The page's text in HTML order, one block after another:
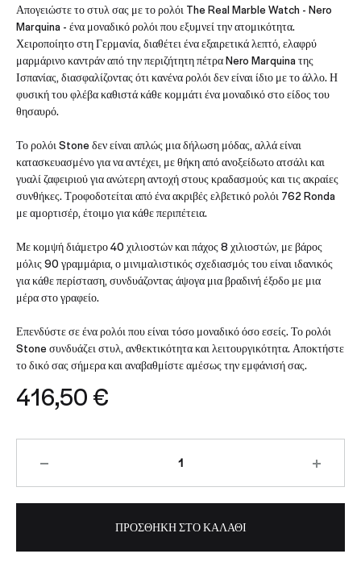
Απογειώστε το στυλ σας με το ρολόι The Real Marble Watch - Nero
Marquina - ένα μοναδικό ρολόι που εξυμνεί την ατομικότητα.
Χειροποίητο στη Γερμανία, διαθέτει ένα εξαιρετικά λεπτό, ελαφρύ
μαρμάρινο καντράν από την περιζήτητη πέτρα Nero Marquina της
Ισπανίας, διασφαλίζοντας ότι κανένα ρολόι δεν είναι ίδιο με το άλλο. Η
φυσική του φλέβα καθιστά κάθε κομμάτι ένα μοναδικό στο είδος του
θησαυρό.
Το ρολόι Stone δεν είναι απλώς μια δήλωση μόδας, αλλά είναι
κατασκευασμένο για να αντέχει, με θήκη από ανοξείδωτο ατσάλι και
γυαλί ζαφειριού για ανώτερη αντοχή στους κραδασμούς και τις ακραίες
συνθήκες. Τροφοδοτείται από ένα ακριβές ελβετικό ρολόι 762 Ronda
με αμορτισέρ, έτοιμο για κάθε περιπέτεια.
Με κομψή διάμετρο 40 χιλιοστών και πάχος 8 χιλιοστών, με βάρος
μόλις 90 γραμμάρια, ο μινιμαλιστικός σχεδιασμός του είναι ιδανικός
για κάθε περίσταση, συνδυάζοντας άψογα μια βραδινή έξοδο με μια
μέρα στο γραφείο.
Επενδύστε σε ένα ρολόι που είναι τόσο μοναδικό όσο εσείς. Το ρολόι
Stone συνδυάζει στυλ, ανθεκτικότητα και λειτουργικότητα. Αποκτήστε
το δικό σας σήμερα και αναβαθμίστε αμέσως την εμφάνισή σας.
416,50 €
ΠΡΟΣΘΉΚΗ ΣΤΟ ΚΑΛΆΘΙ